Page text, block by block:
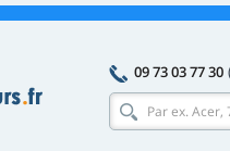
09 73 03 77 30